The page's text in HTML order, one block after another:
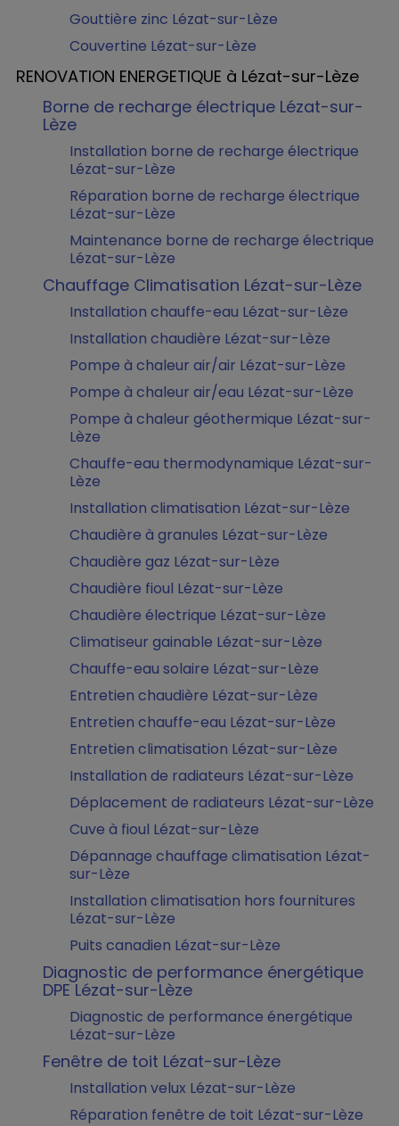
Gouttière zinc Lézat-sur-Lèze
Couvertine Lézat-sur-Lèze
RENOVATION ENERGETIQUE à Lézat-sur-Lèze
Borne de recharge électrique Lézat-sur-
Lèze
Installation borne de recharge électrique
Lézat-sur-Lèze
Réparation borne de recharge électrique
Lézat-sur-Lèze
Maintenance borne de recharge électrique
Lézat-sur-Lèze
Chauffage Climatisation Lézat-sur-Lèze
Installation chauffe-eau Lézat-sur-Lèze
Installation chaudière Lézat-sur-Lèze
Pompe à chaleur air/air Lézat-sur-Lèze
Pompe à chaleur air/eau Lézat-sur-Lèze
Pompe à chaleur géothermique Lézat-sur-
Lèze
Chauffe-eau thermodynamique Lézat-sur-
Lèze
Installation climatisation Lézat-sur-Lèze
Chaudière à granules Lézat-sur-Lèze
Chaudière gaz Lézat-sur-Lèze
Chaudière fioul Lézat-sur-Lèze
Chaudière électrique Lézat-sur-Lèze
Climatiseur gainable Lézat-sur-Lèze
Chauffe-eau solaire Lézat-sur-Lèze
Entretien chaudière Lézat-sur-Lèze
Entretien chauffe-eau Lézat-sur-Lèze
Entretien climatisation Lézat-sur-Lèze
Installation de radiateurs Lézat-sur-Lèze
Déplacement de radiateurs Lézat-sur-Lèze
Cuve à fioul Lézat-sur-Lèze
Dépannage chauffage climatisation Lézat-
sur-Lèze
Installation climatisation hors fournitures
Lézat-sur-Lèze
Puits canadien Lézat-sur-Lèze
Diagnostic de performance énergétique
DPE Lézat-sur-Lèze
Diagnostic de performance énergétique
Lézat-sur-Lèze
Fenêtre de toit Lézat-sur-Lèze
Installation velux Lézat-sur-Lèze
Réparation fenêtre de toit Lézat-sur-Lèze